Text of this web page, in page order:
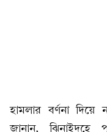
হামলার বর্ণনা দিয়ে
জানান, ঝিনাইদহে